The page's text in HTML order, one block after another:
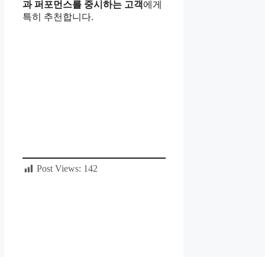
과 퍼포먼스를 중시하는 고객에게
특히 추천합니다.
Post Views: 142